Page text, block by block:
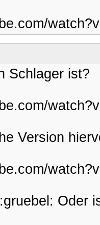
Schlager ist?
Version
Oder